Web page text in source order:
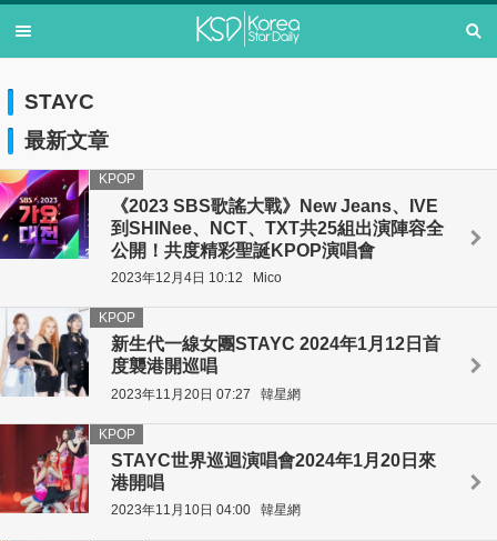
STAYC
最新文章
《2023 SBS歌謠大戰》New Jeans、IVE
到SHINee、NCT、TXT共25組出演陣容全
公開！共度精彩聖誕KPOP演唱會
KPOP
2023年12月4日 10:12 Mico
新生代一線女團STAYC 2024年1月12日首
度襲港開巡唱
KPOP
2023年11月20日 07:27 韓星網
STAYC世界巡迴演唱會2024年1月20日來
港開唱
KPOP
2023年11月10日 04:00 韓星網